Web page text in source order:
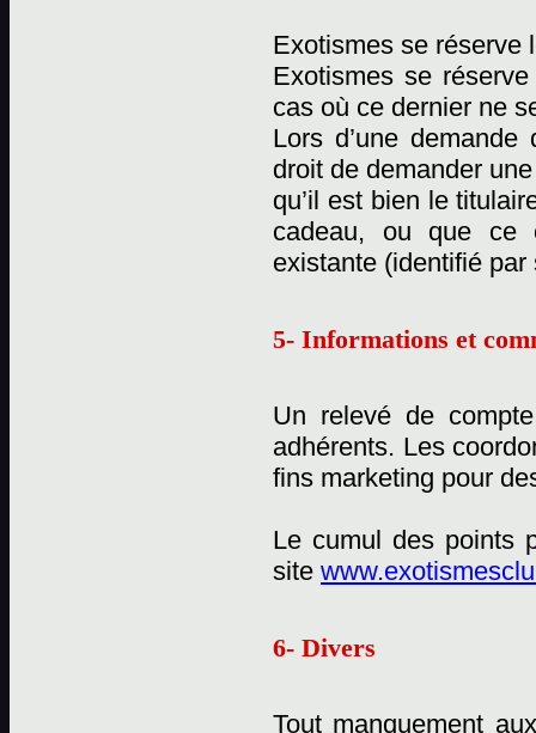
Exotismes se réserve
Exotismes se
cas où ce dernier ne
Lors d’une
droit de demander
qu’il est bien le
cadeau, ou que ce
existante (identifié
5- Informations et
Un relevé de
adhérents. Les
fins marketing pour
Le cumul des points
site
6- Divers
Tout manquement